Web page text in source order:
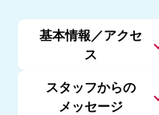
基本情報／アクセ
ス
スタッフからの
メッセージ